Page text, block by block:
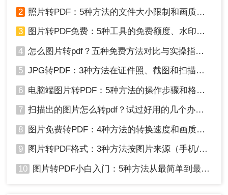
为“Photoshop PDF（*.PDF;*.PDP）”，这样就完成
格式的转换了。
2 照片转PDF：5种方法的文件大小限制和画质保留实测！
3 图片转PDF免费：5种工具的免费额度、水印和文件限制对比！
4 怎么图片转pdf？五种免费方法对比与实操指南（附详细表格）！
5 JPG转PDF：3种方法在证件照、截图和扫描件上的转换精度差异！
6 电脑端图片转PDF：5种方法的操作步骤和格式保留对比！
7 扫描出的图片怎么转pdf？试过好用的几个办法！
8 图片免费转PDF：4种方法的转换速度和画质损失对比！
9 图片转PDF格式：3种方法按图片来源（手机/相机/截图）选！
10 图片转PDF小白入门：5种方法从最简单到最专业逐步升级！